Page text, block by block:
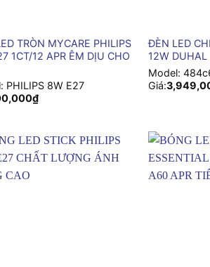
TRÒN MYCARE PHILIPS
1CT/12 APR ÊM DỊU CHO
PHILIPS 8W E27
₫
ĐÈN LED
12W DUHAL
Model:
Giá: